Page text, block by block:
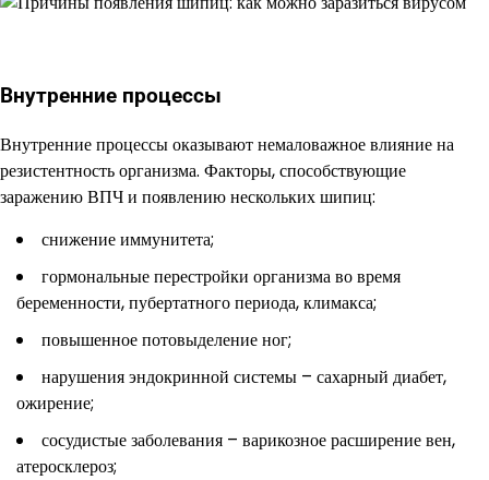
Внутренние процессы
Внутренние процессы оказывают немаловажное влияние на
резистентность организма. Факторы, способствующие
заражению ВПЧ и появлению нескольких шипиц:
снижение иммунитета;
гормональные перестройки организма во время
беременности, пубертатного периода, климакса;
повышенное потовыделение ног;
нарушения эндокринной системы – сахарный диабет,
ожирение;
сосудистые заболевания – варикозное расширение вен,
атеросклероз;